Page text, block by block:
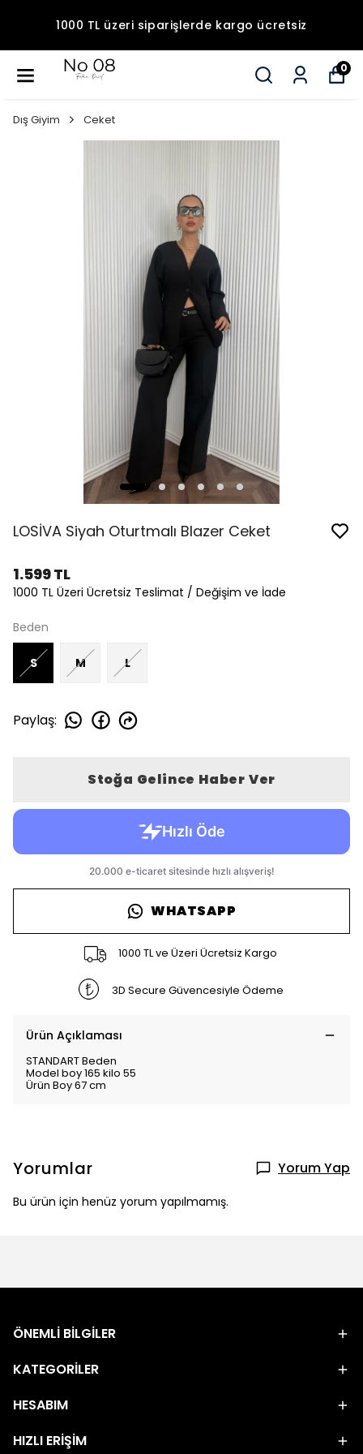
1000 TL üzeri siparişlerde kargo ücretsiz
0
Dış Giyim Ceket
LOSİVA Siyah Oturtmalı Blazer Ceket
1.599 TL
1000 TL Üzeri Ücretsiz Teslimat / Değişim ve İade
Beden
S M L
Paylaş:
Stoğa Gelince Haber Ver
WHATSAPP
1000 TL ve Üzeri Ücretsiz Kargo
3D Secure Güvencesiyle Ödeme
Ürün Açıklaması
STANDART Beden
Model boy 165 kilo 55
Ürün Boy 67 cm
Yorumlar Yorum Yap
Bu ürün için henüz yorum yapılmamış.
ÖNEMLİ BİLGİLER
KATEGORİLER
HESABIM
HIZLI ERİŞİM